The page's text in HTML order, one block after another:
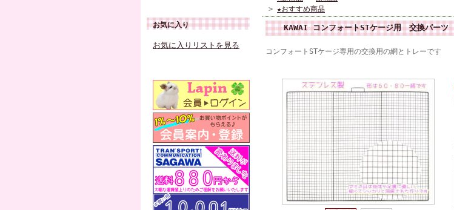
お気に入り
お気に入りリストを見る
> ★おすすめ商品
KAWAI コンフォートSTケージ用 交換パーツ
コンフォートSTケージ専用の交換用の網とトレーです